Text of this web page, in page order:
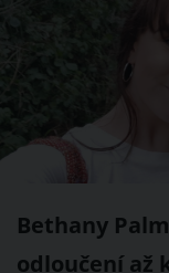
Bethany
odloučení až